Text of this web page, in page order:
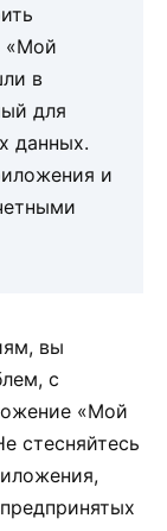
«Мой
в
для
данных.
и
вы
с
«Мой
стесняйтесь